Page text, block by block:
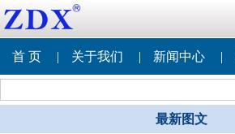
首 页 | 关于我们 | 新闻中心 |
最新图文